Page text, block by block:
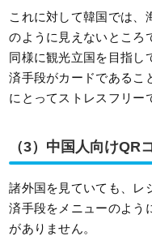
これに対して韓国では、
のように見えないところ
同様に観光立国を目指し
済手段がカードであるこ
にとってストレスフリー
（3）中国人向けQR
諸外国を見ていても、レ
済手段をメニューのよう
がありません。